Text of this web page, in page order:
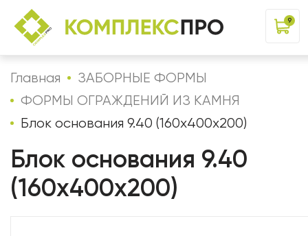
9
Главная
ЗАБОРНЫЕ ФОРМЫ
ФОРМЫ ОГРАЖДЕНИЙ ИЗ КАМНЯ
Блок основания 9.40 (160х400х200)
Блок основания 9.40
(160х400х200)